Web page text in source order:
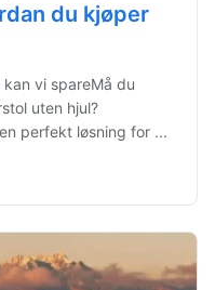
du kjøper
vi spareMå du
uten hjul?
perfekt løsning for ...